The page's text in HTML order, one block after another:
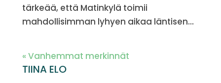
tärkeää, että Matinkylä toimii
mahdollisimman lyhyen aikaa läntisen...
« Vanhemmat merkinnät
TIINA ELO